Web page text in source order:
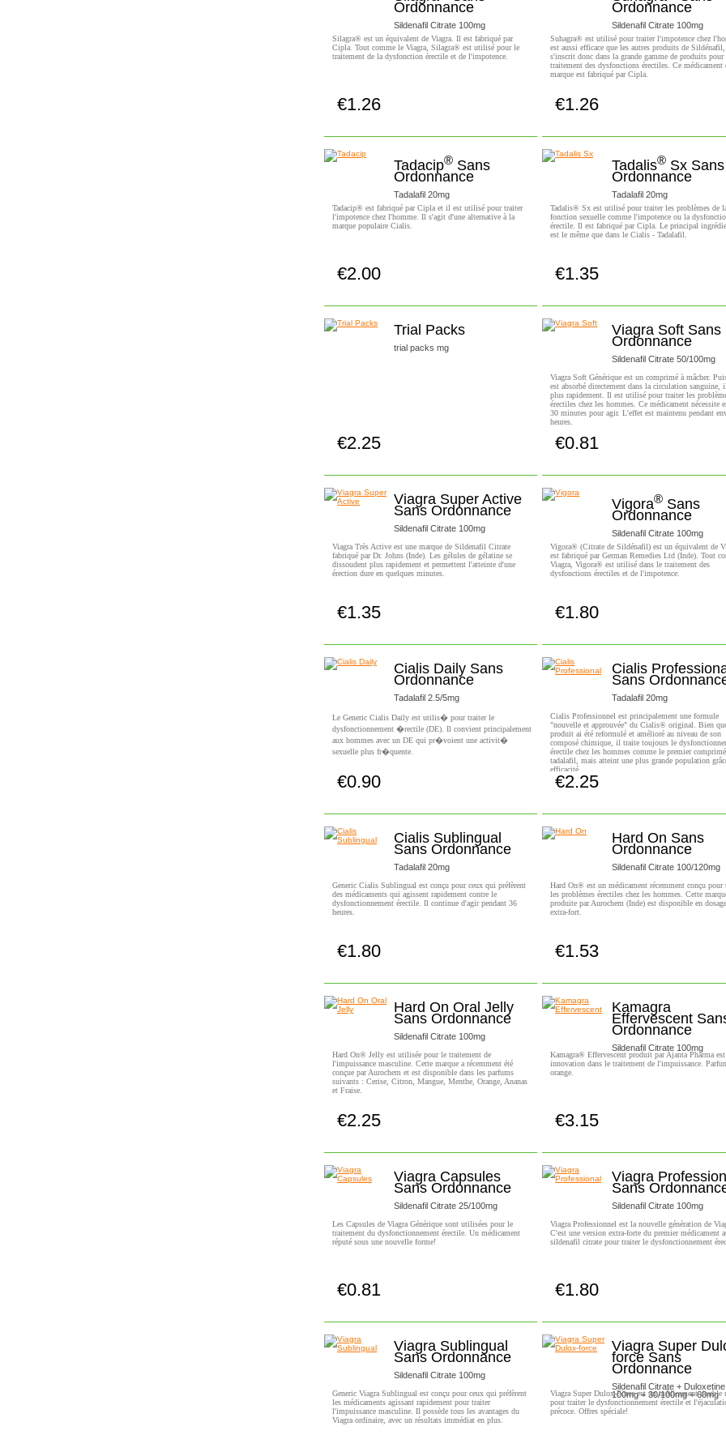
Ordonnance
Sildenafil Citrate 100mg
Silagra® est un équivalent de Viagra. Il est fabriqué par
Cipla. Tout comme le Viagra, Silagra® est utilisé pour le
traitement de la dysfonction érectile et de l'impotence.
€1.26
Tadacip® Sans
Ordonnance
Tadalafil 20mg
Tadacip® est fabriqué par Cipla et il est utilisé pour traiter
l'impotence chez l'homme. Il s'agit d'une alternative à la
marque populaire Cialis.
€2.00
Trial Packs
trial packs mg
€2.25
Viagra Super Active
Sans Ordonnance
Sildenafil Citrate 100mg
Viagra Très Active est une marque de Sildenafil Citrate
fabriqué par Dr. Johns (Inde). Les gélules de gélatine se
dissoudent plus rapidement et permettent l'atteinte d'une
érection dure en quelques minutes.
€1.35
Cialis Daily Sans
Ordonnance
Tadalafil 2.5/5mg
Le Generic Cialis Daily est utilis� pour traiter le
dysfonctionnement �rectile (DE). Il convient principalement
aux hommes avec un DE qui pr�voient une activit�
sexuelle plus fr�quente.
€0.90
Cialis Sublingual
Sans Ordonnance
Tadalafil 20mg
Generic Cialis Sublingual est conçu pour ceux qui préfèrent
des médicaments qui agissent rapidement contre le
dysfonctionnement érectile. Il continue d'agir pendant 36
heures.
€1.80
Hard On Oral Jelly
Sans Ordonnance
Sildenafil Citrate 100mg
Hard On® Jelly est utilisée pour le traitement de
l'impuissance masculine. Cette marque a récemment été
conçue par Aurochem et est disponible dans les parfums
suivants : Cerise, Citron, Mangue, Menthe, Orange, Ananas
et Fraise.
€2.25
Viagra Capsules
Sans Ordonnance
Sildenafil Citrate 25/100mg
Les Capsules de Viagra Générique sont utilisées pour le
traitement du dysfonctionnement érectile. Un médicament
réputé sous une nouvelle forme!
€0.81
Viagra Sublingual
Sans Ordonnance
Sildenafil Citrate 100mg
Generic Viagra Sublingual est conçu pour ceux qui préfèrent
les médicaments agissant rapidement pour traiter
l'impuissance masculine. Il possède tous les avantages du
Viagra ordinaire, avec un résultats immédiat en plus.
Ordonnance
Sildenafil Citrate 100mg
Suhagra® est utilisé pour traiter l'impotence chez
est aussi efficace que les autres produits de
s'inscrit donc dans la grande gamme de produits pour
traitement des dysfonctions érectiles. Ce médicament
marque est fabriqué par Cipla.
€1.26
Tadalis® Sx Sans
Ordonnance
Tadalafil 20mg
Tadalis® Sx est utilisé pour traiter les problèmes de
fonction sexuelle comme l'impotence ou la
érectile. Il est fabriqué par Cipla. Le principal
est le même que dans le Cialis - Tadalafil.
€1.35
Viagra Soft Sans
Ordonnance
Sildenafil Citrate 50/100mg
Viagra Soft Générique est un comprimé à mâcher.
est absorbé directement dans la circulation sanguine,
plus rapidement. Il est utilisé pour traiter les
érectiles chez les hommes. Ce médicament nécessite
30 minutes pour agir. L'effet est maintenu pendant
heures.
€0.81
Vigora® Sans
Ordonnance
Sildenafil Citrate 100mg
Vigora® (Citrate de Sildénafil) est un équivalent de
est fabriqué par German Remedies Ltd (Inde). Tout
Viagra, Vigora® est utilisé dans le traitement des
dysfonctions érectiles et de l'impotence.
€1.80
Cialis
Sans
Tadalafil 20mg
Cialis Professionnel est principalement une formule
"nouvelle et approuvée" du Cialis® original. Bien
produit ai été reformulé et amélioré au niveau de son
composé chimique, il traite toujours le
érectile chez les hommes comme le premier
tadalafil, mais atteint une plus grande population
efficacité.
€2.25
Hard On Sans
Ordonnance
Sildenafil Citrate 100/120mg
Hard On® est un médicament récemment conçu pour
les problèmes érectiles chez les hommes. Cette
produite par Aurochem (Inde) est disponible en
extra-fort.
€1.53
Kamagra
Effervescent
Ordonnance
Sildenafil Citrate 100mg
Kamagra® Effervescent produit par Ajanta Pharma
innovation dans le traitement de l'impuissance.
orange.
€3.15
Viagra
Sans
Sildenafil Citrate 100mg
Viagra Professionnel est la nouvelle génération de
C'est une version extra-forte du premier médicament
sildenafil citrate pour traiter le dysfonctionnement
€1.80
Viagra Super
force Sans
Ordonnance
Sildenafil Citrate + Duloxetine
100mg + 30/100mg + 60mg
Viagra Super Dulox-Force est un médicament double
pour traiter le dysfonctionnement érectile et
précoce. Offres spéciale!